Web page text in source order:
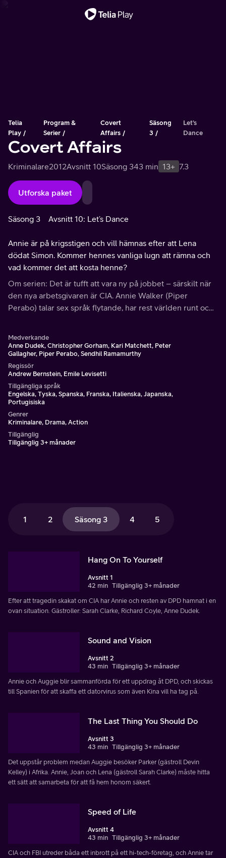
Telia
Play
Program &
Serier
Covert
Affairs
Säsong
3
Let’s
Dance
Covert Affairs
Kriminalare2012Avsnitt 10Säsong 343 min 13+ 7.3
Utforska paket
Säsong 3 Avsnitt 10: Let’s Dance
Annie är på krigsstigen och vill hämnas efter att Lena
dödat Simon. Kommer hennes vanliga lugn att rämna och
vad kommer det att kosta henne?
Om serien: Det är tufft att vara ny på jobbet – särskilt när
den nya arbetsgivaren är CIA. Annie Walker (Piper
Perabo) talar sex språk flytande, har rest världen runt och
Medverkande
Anne Dudek, Christopher Gorham, Kari Matchett, Peter
Gallagher, Piper Perabo, Sendhil Ramamurthy
Regissör
Andrew Bernstein, Emile Levisetti
Tillgängliga språk
Engelska, Tyska, Spanska, Franska, Italienska, Japanska,
Portugisiska
Genrer
Kriminalare, Drama, Action
Tillgänglig
Tillgänglig 3+ månader
1 2 Säsong 3 4 5
Hang On To Yourself
Avsnitt 1
42 min Tillgänglig 3+ månader
Efter att tragedin skakat om CIA har Annie och resten av DPD hamnat i en
ovan situation. Gästroller: Sarah Clarke, Richard Coyle, Anne Dudek.
Sound and Vision
Avsnitt 2
43 min Tillgänglig 3+ månader
Annie och Auggie blir sammanförda för ett uppdrag åt DPD, och skickas
till Spanien för att skaffa ett datorvirus som även Kina vill ha tag på.
The Last Thing You Should Do
Avsnitt 3
43 min Tillgänglig 3+ månader
Det uppstår problem medan Auggie besöker Parker (gästroll Devin
Kelley) i Afrika. Annie, Joan och Lena (gästroll Sarah Clarke) måste hitta
ett sätt att samarbeta för att få hem honom säkert.
Speed of Life
Avsnitt 4
43 min Tillgänglig 3+ månader
CIA och FBI utreder båda ett inbrott på ett hi-tech-företag, och Annie tar